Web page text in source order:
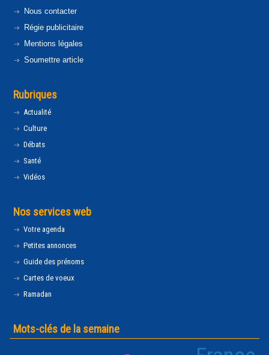
Nous contacter
Régie publicitaire
Mentions légales
Soumettre article
Rubriques
Actualité
Culture
Débats
Santé
Vidéos
Nos services web
Votre agenda
Petites annonces
Guide des prénoms
Cartes de voeux
Ramadan
Mots-clés de la semaine